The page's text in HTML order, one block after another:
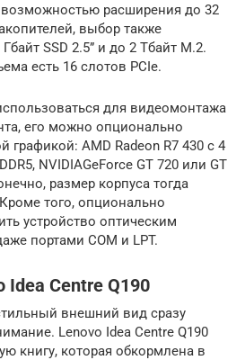
возможностью расширения до 32
выбор также
SSD 2.5” и до 2 Тбайт M.2.
есть 16 слотов PCIe.
для видеомонтажа
его можно опционально
графикой: AMD Radeon R7 430 с 4
NVIDIAGeForce GT 720 или GT
размер корпуса тогда
того, опционально
устройство оптическим
портами COM и LPT.
Idea Centre Q190
внешний вид сразу
Lenovo Idea Centre Q190
книгу, которая обкормлена в